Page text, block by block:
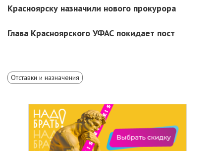
Красноярску назначили нового прокурора
Глава Красноярского УФАС покидает пост
Отставки и назначения